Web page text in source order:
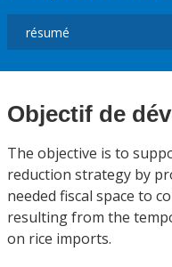
Objectif de
The objective is to
reduction strategy by
needed fiscal space to
resulting from the
on rice imports.